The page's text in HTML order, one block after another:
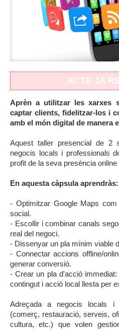
ACTE JA
Aprèn a utilitzar les xarxes
captar clients, fidelitzar-los i
amb el món digital de manera
Aquest taller presencial de 2
negocis locals i professionals
profit de la seva presència
En aquesta càpsula aprendràs:
- Optimitzar Google Maps
social.
- Escollir i combinar canals
real del negoci.
- Dissenyar un pla mínim viable
- Connectar accions offline/
generar conversió.
- Crear un pla d'acció
contingut i acció local llesta per
Adreçada a negocis locals i
(comerç, restauració, serveis,
cultura, etc.) que volen